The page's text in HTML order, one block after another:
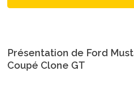
Présentation de Ford
Coupé Clone GT